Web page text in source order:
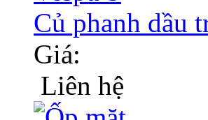
Củ phanh dầu
Giá:
Liên hệ